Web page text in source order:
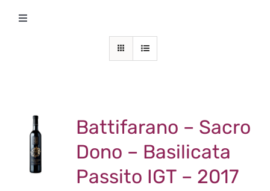
Toggle
Corsi
Regala un’esperienza
Battifarano – Sacro
Dono – Basilicata
Passito IGT – 2017